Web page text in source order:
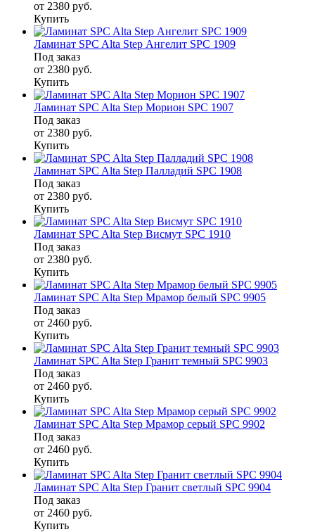
от 2380 руб.
Купить
Ламинат SPC Alta Step Ангелит SPC 1909
Под заказ
от 2380 руб.
Купить
Ламинат SPC Alta Step Морион SPC 1907
Под заказ
от 2380 руб.
Купить
Ламинат SPC Alta Step Палладий SPC 1908
Под заказ
от 2380 руб.
Купить
Ламинат SPC Alta Step Висмут SPC 1910
Под заказ
от 2380 руб.
Купить
Ламинат SPC Alta Step Мрамор белый SPC 9905
Под заказ
от 2460 руб.
Купить
Ламинат SPC Alta Step Гранит темный SPC 9903
Под заказ
от 2460 руб.
Купить
Ламинат SPC Alta Step Мрамор серый SPC 9902
Под заказ
от 2460 руб.
Купить
Ламинат SPC Alta Step Гранит светлый SPC 9904
Под заказ
от 2460 руб.
Купить